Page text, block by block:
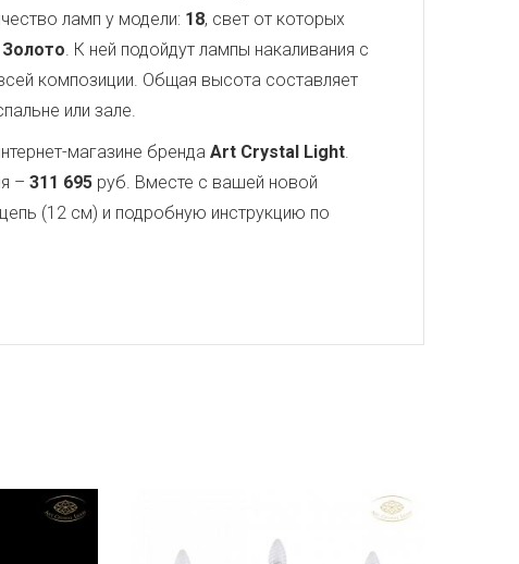
ламп у модели: 18, свет от которых
Золото. К ней подойдут лампы накаливания с
композиции. Общая высота составляет
или зале.
магазине бренда Art Crystal Light.
– 311 695 руб. Вместе с вашей новой
(12 см) и подробную инструкцию по